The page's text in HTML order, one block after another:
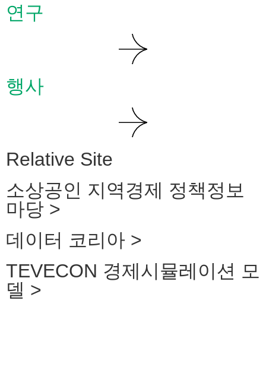
연구
행사
Relative Site
소상공인 지역경제 정책정보
마당 >
데이터 코리아 >
TEVECON 경제시뮬레이션 모
델 >